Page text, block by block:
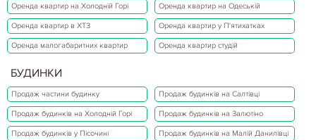
Оренда квартир на Холодній Горі Оренда квартир на Одеській
Оренда квартир в ХТЗ Оренда квартир у П'ятихатках
Оренда малогабаритних квартир Оренда квартир студій
БУДИНКИ
Продаж частини будинку Продаж будинків на Салтівці
Продаж будинків на Холодній Горі Продаж будинків на Залютіно
Продаж будинків у Пісочині Продаж будинків на Малій Данилівці